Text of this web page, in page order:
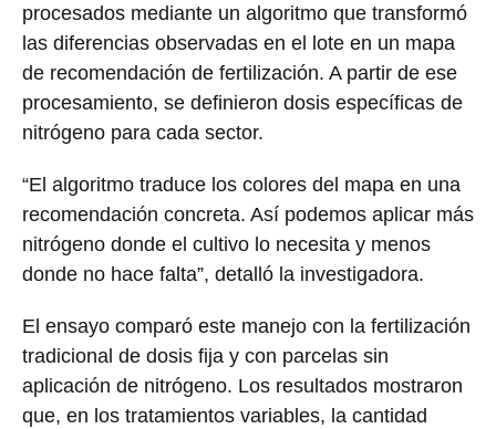
procesados mediante un algoritmo que transformó
las diferencias observadas en el lote en un mapa
de recomendación de fertilización. A partir de ese
procesamiento, se definieron dosis específicas de
nitrógeno para cada sector.
“El algoritmo traduce los colores del mapa en una
recomendación concreta. Así podemos aplicar más
nitrógeno donde el cultivo lo necesita y menos
donde no hace falta”, detalló la investigadora.
El ensayo comparó este manejo con la fertilización
tradicional de dosis fija y con parcelas sin
aplicación de nitrógeno. Los resultados mostraron
que, en los tratamientos variables, la cantidad